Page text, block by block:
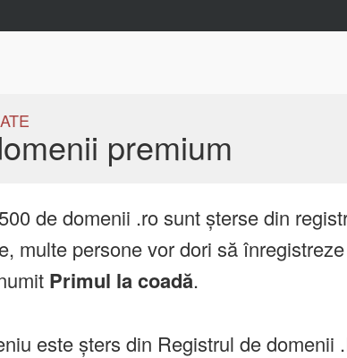
premium
de domenii .ro sunt șterse din
multe persone vor dori să
Primul la coadă.
este șters din Registrul de domenii